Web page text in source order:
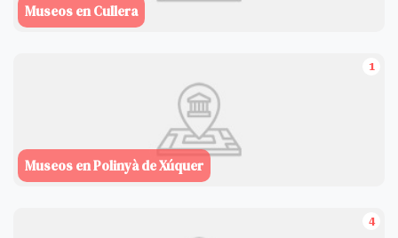
Museos en Cullera
1
Museos en Polinyà de Xúquer
4